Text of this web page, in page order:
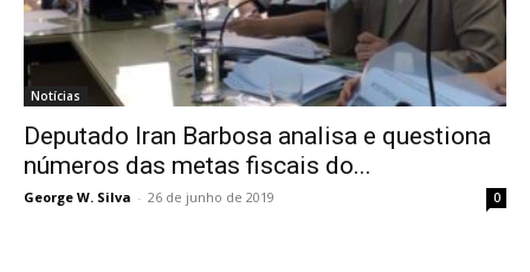
Notícias
Deputado Iran Barbosa analisa e questiona
números das metas fiscais do...
George W. Silva - 26 de junho de 2019 0